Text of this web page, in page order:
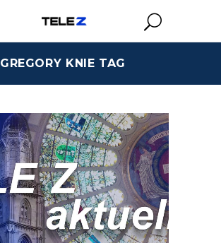
GREGORY KNIE TAG